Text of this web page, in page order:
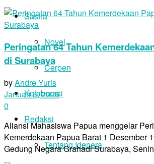
Sastra
Novel
Cerpen
Kolaborasi
Redaksi
Tentang Idenera
Peringatan 64 Tahun
di Surabaya
byAndre Yuris
Januari 3, 2026
0
Aliansi Mahasiswa Papua menggelar
Kemerdekaan Papua Barat 1 Desember
Gedung Negara Grahadi Surabaya,